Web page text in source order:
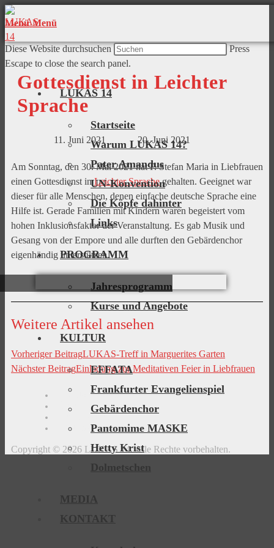
Menü Menü
Diese Website durchsuchen
Press
Escape to close the search panel.
LUKAS 14
Startseite
Warum LUKAS 14?
Pater Amandus
UN-Konvention
Die Köpfe dahinter
Links
PROGRAMM
Jahresprogramm
Kurse und Angebote
KULTUR
EFFATA
Frankfurter Evangelienspiel
Gebärdenchor
Pantomime MASKE
Hetty Krist
Dolmetschen
MEDIA
KONTAKT
Gottesdienst in Leichter
Sprache
11. Juni 2021 20. Juni 2021
Am Sonntag, den 30. Mai 2021 hat P. Stefan Maria in Liebfrauen
einen Gottesdienst inLeichter Sprachegehalten. Geeignet war
dieser für alle Menschen, denen einfache deutsche Sprache eine
Hilfe ist. Gerade Familien mit Kindern waren begeistert vom
hohen Inklusionsfaktor der Veranstaltung. Es gab Musik und
Gesang von der Empore und alle durften den Gebärdenchor
eigenhändig unterstützen.
Weitere Artikel ansehen
Vorheriger BeitragLUKAS-Treff in Marguerites Garten
Nächster BeitragEinladung zur Meditativen Feier in Liebfrauen
Kontaktdaten
Wegbeschreibung
Impressum
Datenschutz
Copyright © 2026 LUKAS 14. Alle Rechte vorbehalten.